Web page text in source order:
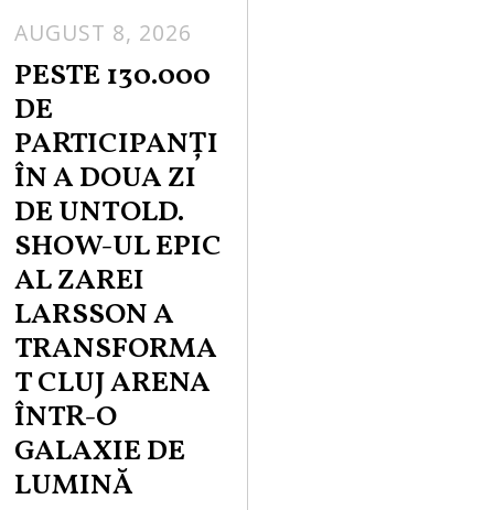
AUGUST 8, 2026
PESTE 130.000
DE
PARTICIPANȚI
ÎN A DOUA ZI
DE UNTOLD.
SHOW-UL EPIC
AL ZAREI
LARSSON A
TRANSFORMA
T CLUJ ARENA
ÎNTR-O
GALAXIE DE
LUMINĂ